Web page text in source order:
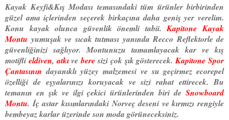
Kayak Keyfi&Kış Modası temasındaki tüm ürünler birbirinden
güzel ama içlerinden seçerek birkaçına daha geniş yer verelim.
Konu kayak olunca güvenlik önemli tabii.Kapitone Kayak
Montu yumuşak ve sıcak tutması yanında Recco Reflektorle de
güvenliğinizi sağlıyor. Montunuzu tamamlayacak kar ve kış
motifli eldiven,atkı veberesizi çok şık gösterecek.Kapitone Spor
Çantasının dayanıklı yüzey malzemesi ve su geçirmez ecorepel
özelliği de eşyalarınızı koruyacak ve sizi rahat ettirecek. Bu
temanın en şık ve ilgi çekici ürünlerinden biri de Snowboard
Montu. İç astar kısımlarındaki Norveç deseni ve kırmızı rengiyle
bembeyaz karlar üzerinde son moda görüneceksiniz.